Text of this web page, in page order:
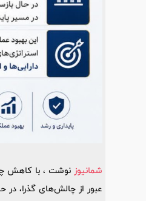
شمانیوز
عبور از چالش‌های گذرا، در